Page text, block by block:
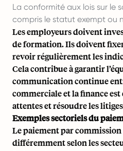
La conformité aux lois sur le
compris le statut exempt ou
Les employeurs doivent
de formation. Ils doivent
revoir régulièrement les
Cela contribue à garantir
communication continue
commerciale et la finance
attentes et résoudre les
Exemples sectoriels du
Le paiement par
différemment selon les